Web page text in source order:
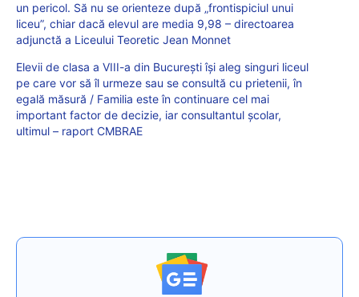
un pericol. Să nu se orienteze după „frontispiciul unui
liceu”, chiar dacă elevul are media 9,98 – directoarea
adjunctă a Liceului Teoretic Jean Monnet
Elevii de clasa a VIII-a din București își aleg singuri liceul
pe care vor să îl urmeze sau se consultă cu prietenii, în
egală măsură / Familia este în continuare cel mai
important factor de decizie, iar consultantul școlar,
ultimul – raport CMBRAE